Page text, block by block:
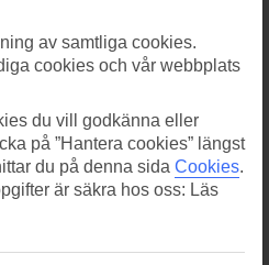
av samtliga cookies.
cookies och vår webbplats
du vill godkänna eller
på ”Hantera cookies” längst
du på denna sida Cookies.
är säkra hos oss: Läs